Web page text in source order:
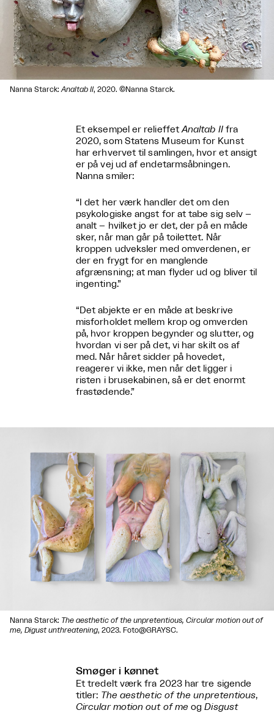
Nanna Starck: Analtab II, 2020. ©Nanna Starck.
Et eksempel er relieffetAnaltab II fra
2020, som Statens Museum for Kunst
har erhvervet til samlingen, hvor et ansigt
er på vej ud af endetarmsåbningen.
Nanna smiler:
“I det her værk handler det om den
psykologiske angst for at tabe sig selv –
analt – hvilket jo er det, der på en måde
sker, når man går på toilettet. Når
kroppen udveksler med omverdenen, er
der en frygt for en manglende
afgrænsning; at man flyder ud og bliver til
ingenting.”
“Det abjekte er en måde at beskrive
misforholdet mellem krop og omverden
på, hvor kroppen begynder og slutter, og
hvordan vi ser på det, vi har skilt os af
med. Når håret sidder på hovedet,
reagerer vi ikke, men når det ligger i
risten i brusekabinen, så er det enormt
frastødende.”
Nanna Starck: The aesthetic of the unpretentious, Circular motion out of
me, Digust unthreatening, 2023. Foto@GRAYSC.
Smøger i kønnet
Et tredelt værk fra 2023 har tre sigende
titler: The aesthetic of the unpretentious,
Circular motion out of me ogDisgust